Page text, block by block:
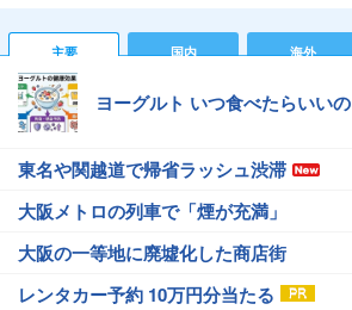
主要 国内 海外
ヨーグルト いつ食べたらいいの
東名や関越道で帰省ラッシュ渋滞
大阪メトロの列車で「煙が充満」
大阪の一等地に廃墟化した商店街
レンタカー予約 10万円分当たる